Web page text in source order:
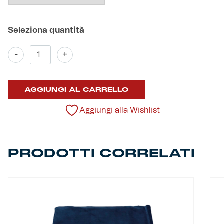
Vintage Collection
Red&Blue Voices
Kids
Caffè Boasi x Genoa
-
Set
tovagliette
+
AGGIUNGI AL CARRELLO
Aggiungi alla Wishlist
PRODOTTI CORRELATI